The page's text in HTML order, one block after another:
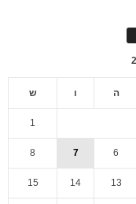
ה ו ש
1
6
7
8
13
14
15